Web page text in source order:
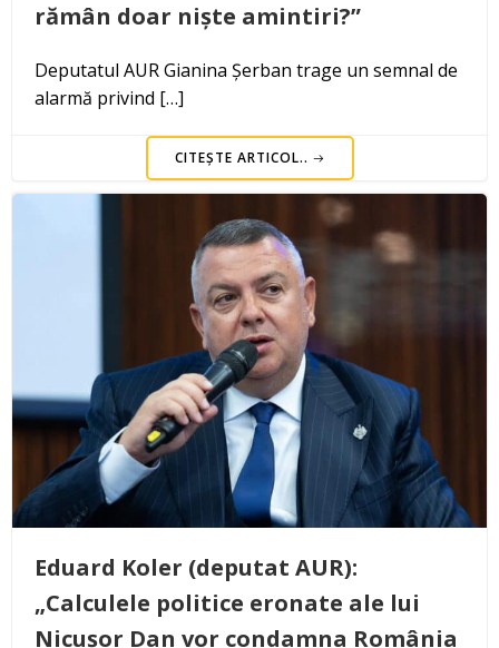
rămân doar niște amintiri?”
Deputatul AUR Gianina Șerban trage un semnal de
alarmă privind […]
CITEȘTE ARTICOL..
Eduard Koler (deputat AUR):
„Calculele politice eronate ale lui
Nicușor Dan vor condamna România